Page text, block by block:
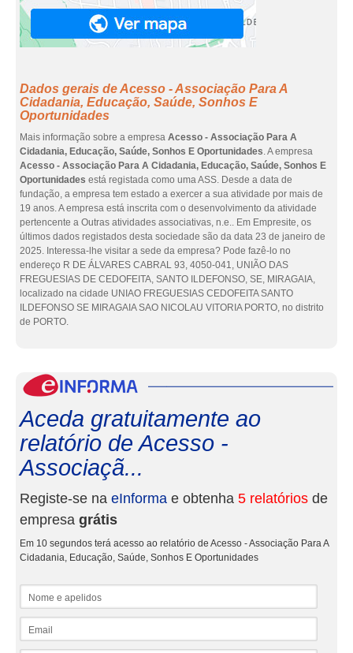
Dados gerais de Acesso - Associação Para A
Cidadania, Educação, Saúde, Sonhos E
Oportunidades
Mais informação sobre a empresa Acesso - Associação Para A
Cidadania, Educação, Saúde, Sonhos E Oportunidades. A empresa
Acesso - Associação Para A Cidadania, Educação, Saúde, Sonhos E
Oportunidades está registada como uma ASS. Desde a data de
fundação, a empresa tem estado a exercer a sua atividade por mais de
19 anos. A empresa está inscrita com o desenvolvimento da atividade
pertencente a Outras atividades associativas, n.e.. Em Empresite, os
últimos dados registados desta sociedade são da data 23 de janeiro de
2025. Interessa-lhe visitar a sede da empresa? Pode fazê-lo no
endereço R DE ÁLVARES CABRAL 93, 4050-041, UNIÃO DAS
FREGUESIAS DE CEDOFEITA, SANTO ILDEFONSO, SE, MIRAGAIA,
localizado na cidade UNIAO FREGUESIAS CEDOFEITA SANTO
ILDEFONSO SE MIRAGAIA SAO NICOLAU VITORIA PORTO, no distrito
de PORTO.
Aceda gratuitamente ao
relatório de Acesso -
Associaçã...
Registe-se na eInforma e obtenha 5 relatórios de
empresa grátis
Em 10 segundos terá acesso ao relatório de Acesso - Associação Para A
Cidadania, Educação, Saúde, Sonhos E Oportunidades